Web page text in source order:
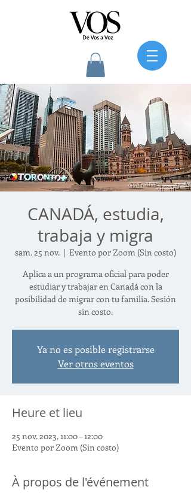
CANADÁ, estudia,
trabaja y migra
sam. 25 nov.
  |
Evento por Zoom (Sin costo)
Aplica a un programa oficial para poder
estudiar y trabajar en Canadá con la
posibilidad de migrar con tu familia. Sesión
sin costo.
Ya no es posible registrarse
Ver otros eventos
Heure et lieu
25 nov. 2023, 11:00 – 12:00
Evento por Zoom (Sin costo)
À propos de l'événement